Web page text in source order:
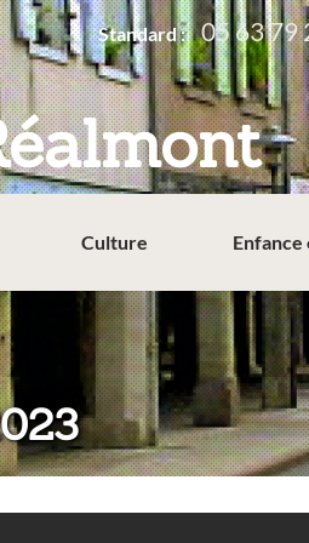
Standard : 05 63 79
Culture Enfance